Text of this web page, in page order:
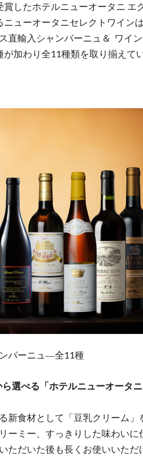
したホテルニューオータニ エ
ューオータニセレクトワイン
直輸⼊シャンパーニュ＆ ワイ
加わり全11種類を取り揃えて
パーニュ―全11種
選べる「ホテルニューオータ
新食材として「豆乳クリーム」
ーミー、すっきりした味わいに
ただいた後も長くお使いいただ